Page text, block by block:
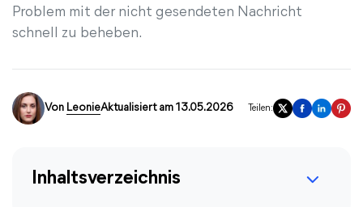
Problem mit der nicht gesendeten Nachricht
schnell zu beheben.
Von LeonieAktualisiert am 13.05.2026 Teilen:
Inhaltsverzeichnis